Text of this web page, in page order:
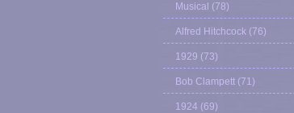
Musical (78)
Alfred Hitchcock (76)
1929 (73)
Bob Clampett (71)
1924 (69)